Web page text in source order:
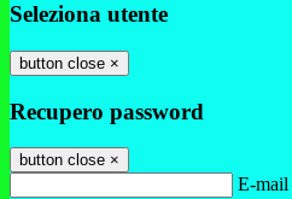
Seleziona utente
button close ×
Recupero password
button close ×
E-mail